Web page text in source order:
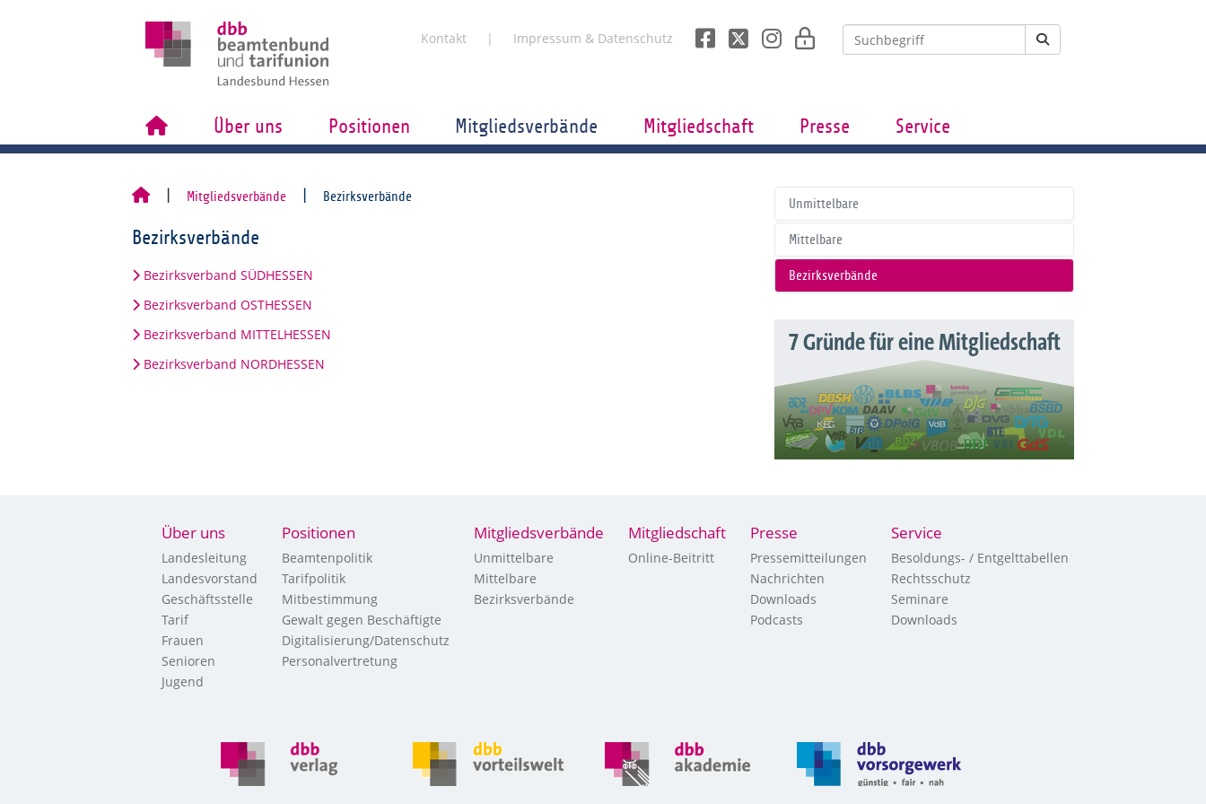
Kontakt Impressum & Datenschutz
Über uns Positionen Mitgliedsverbände Mitgliedschaft Presse Service
Mitgliedsverbände Bezirksverbände
Bezirksverbände
Bezirksverband SÜDHESSEN
Bezirksverband OSTHESSEN
Bezirksverband MITTELHESSEN
Bezirksverband NORDHESSEN
Unmittelbare
Mittelbare
Bezirksverbände
7 Gründe für eine Mitgliedschaft
Über uns
Landesleitung
Landesvorstand
Geschäftsstelle
Tarif
Frauen
Senioren
Jugend
Positionen
Beamtenpolitik
Tarifpolitik
Mitbestimmung
Gewalt gegen Beschäftigte
Digitalisierung/Datenschutz
Personalvertretung
Mitgliedsverbände
Unmittelbare
Mittelbare
Bezirksverbände
Mitgliedschaft
Online-Beitritt
Presse
Pressemitteilungen
Nachrichten
Downloads
Podcasts
Service
Besoldungs- / Entgelttabellen
Rechtsschutz
Seminare
Downloads